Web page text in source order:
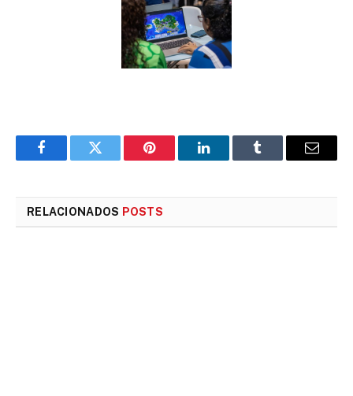
FacebookTwitter Pinterest LinkedInTumblr
E-
RELACIONADOS POSTS